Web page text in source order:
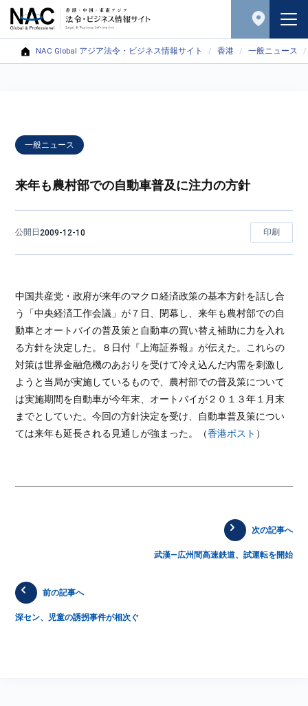
NAC Global アジア法令・ビジネス情報サイト 香港 一般ニュース
一般ニュース
来年も農村部での自動車普及に注力の方針
公開日2009-12-10 印刷
中国共産党・政府が来年のマクロ経済政策の基本方針を話し合
う「中央経済工作会議」が７日、閉幕し、来年も農村部での自
動車とオートバイの普及策と自動車の買い替え補助に力を入れ
る方針を決定した。８日付『上海証券報』が伝えた。これらの
対策は世界金融危機のあおりを受けて冷え込んだ内需を刺激し
ようと当局が実施しているもので、農村部での普及策について
は実施期間を自動車が今年末、オートバイが２０１３年１月末
までとしていた。今回の方針決定を受け、自動車普及策につい
ては来年も延長される見通しが強まった。（香港ポスト ）
次の記事へ
武漢―広州間高速鉄道、試運転を開始
前の記事へ
深セン、児童の誘拐事件が相次ぐ